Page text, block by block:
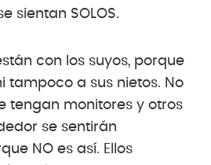
sientan SOLOS.
con los suyos, porque
tampoco a sus nietos. No
tengan monitores y otros
se sentirán
NO es así. Ellos